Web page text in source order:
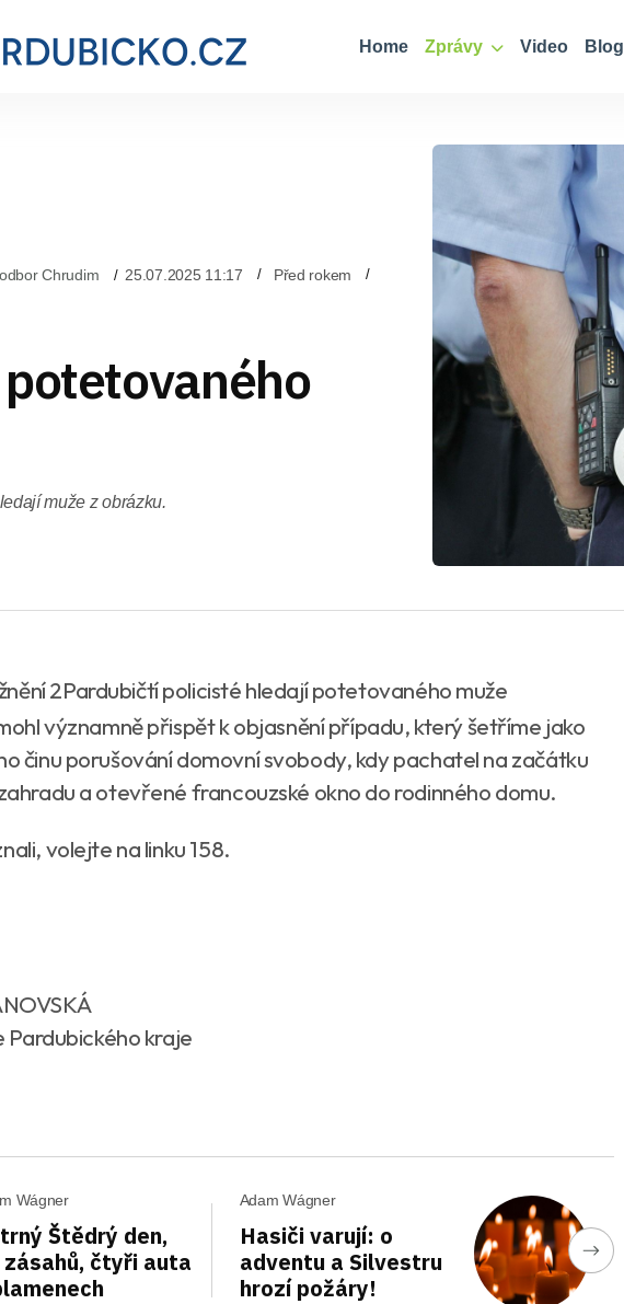
Home Zprávy Video Blog
Chrudim 25.07.2025 11:17
Před rokem
muže z obrázku.
2Pardubičtí policisté hledají potetovaného muže
významně přispět k objasnění případu, který šetříme jako
činu porušování domovní svobody, kdy pachatel na začátku
a otevřené francouzské okno do rodinného domu.
volejte na linku 158.
Pardubického kraje
Wágner
Štědrý den,
zásahů, čtyři auta
Adam Wágner
Hasiči varují: o
adventu a Silvestru
hrozí požáry!